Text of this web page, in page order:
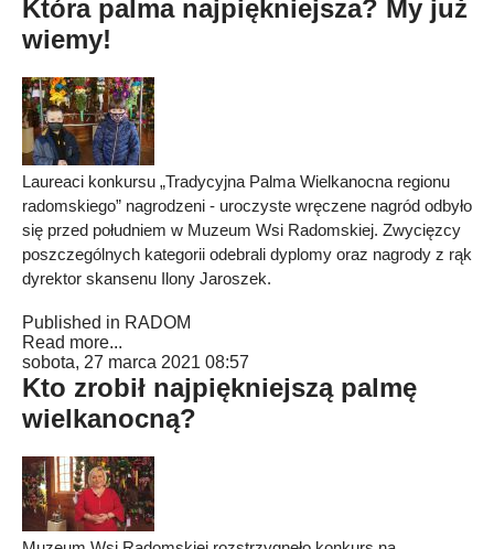
Która palma najpiękniejsza? My już
wiemy!
Laureaci konkursu „Tradycyjna Palma Wielkanocna regionu
radomskiego” nagrodzeni - uroczyste wręczene nagród odbyło
się przed południem w Muzeum Wsi Radomskiej. Zwycięzcy
poszczególnych kategorii odebrali dyplomy oraz nagrody z rąk
dyrektor skansenu Ilony Jaroszek.
Published in RADOM
Read more...
sobota, 27 marca 2021 08:57
Kto zrobił najpiękniejszą palmę
wielkanocną?